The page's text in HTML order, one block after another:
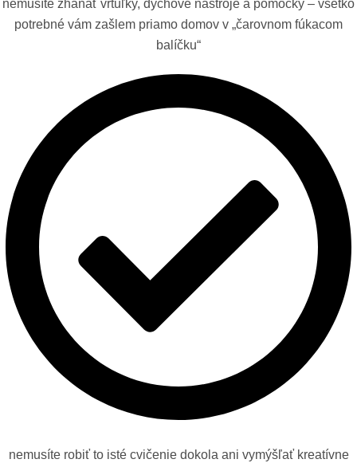
nemusíte zháňať vrtuľky, dychové nástroje a pomôcky – všetko
potrebné vám zašlem priamo domov v „čarovnom fúkacom
balíčku“
nemusíte robiť to isté cvičenie dokola ani vymýšľať kreatívne